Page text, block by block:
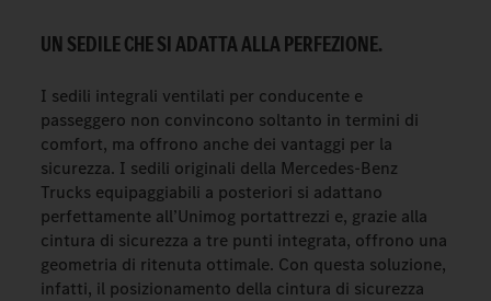
UN SEDILE CHE SI ADATTA ALLA PERFEZIONE.
I sedili integrali ventilati per conducente e
passeggero non convincono soltanto in termini di
comfort, ma offrono anche dei vantaggi per la
sicurezza. I sedili originali della Mercedes-Benz
Trucks equipaggiabili a posteriori si adattano
perfettamente all’Unimog portattrezzi e, grazie alla
cintura di sicurezza a tre punti integrata, offrono una
geometria di ritenuta ottimale. Con questa soluzione,
infatti, il posizionamento della cintura di sicurezza